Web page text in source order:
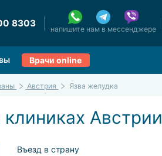
8303
напишите нам в мессенджере
Врачи online
Австрия Язва желудка
Австрии
Въезд в страну